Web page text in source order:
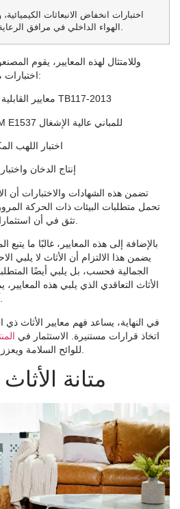
اختبارات انخفاض الانبعاثات
الهواء الداخلي في مرافق الرعاية الصحية والتعليم.
وللامتثال لهذه المعايير، يقوم
اختبارات محددة. وتشمل هذه الاختبارات:
معايير القابلية للاشتعال في كاليفورنيا TB117-2013
اختبار اللهب
إنتاج الدخان
تضمن هذه الشهادات والاختبارات أن
تحمل متطلبات البيئات ذات الحركة
بالإضافة إلى هذه المعايير، غالبًا ما
الجمالية فحسب، بل يلبي أيضًا
الأثاث التعاقدي الذي يلبي هذه
آمنة وجذابة لعملائها وموظفيها.
في النهاية، يساعد فهم معايير الأثاث
اتخاذ قرارات مستنيرة. الاستثمار في
متانة